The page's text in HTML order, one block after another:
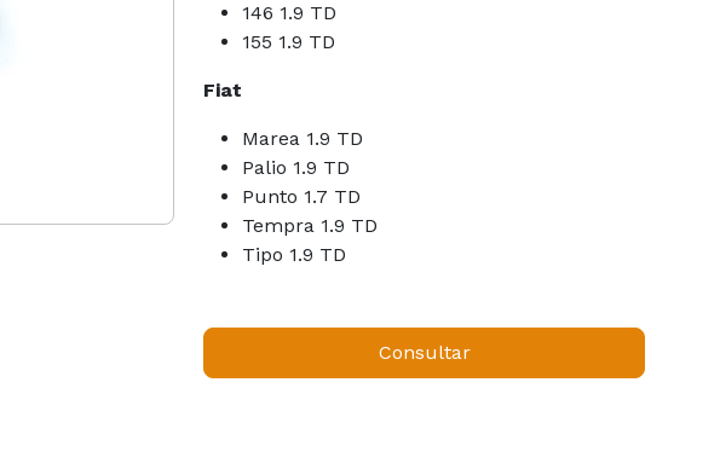
146 1.9 TD
155 1.9 TD
Fiat
Marea 1.9 TD
Palio 1.9 TD
Punto 1.7 TD
Tempra 1.9 TD
Tipo 1.9 TD
Consultar